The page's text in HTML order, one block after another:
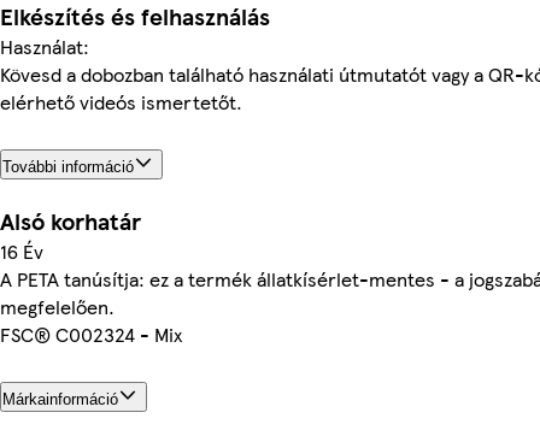
Elkészítés és felhasználás
Használat:
Kövesd a dobozban található használati útmutatót vagy a QR-
elérhető videós ismertetőt.
További információ
Alsó korhatár
16 Év
A PETA tanúsítja: ez a termék állatkísérlet-mentes - a
megfelelően.
FSC® C002324 - Mix
Márkainformáció